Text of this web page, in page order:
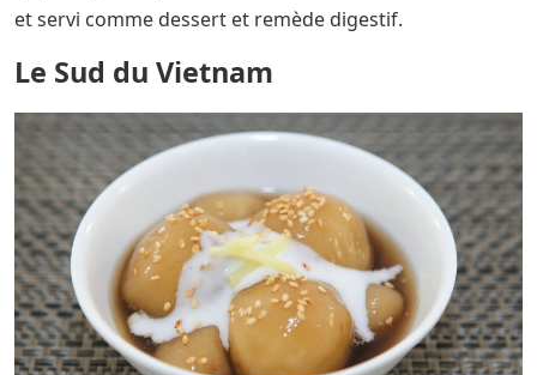
et servi comme dessert et remède digestif.
Le Sud du Vietnam